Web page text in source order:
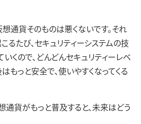
想通貨そのものは悪くないです。それ
るたび、セキュリティーシステムの技
くので、どんどんセキュリティーレベ
もっと安全で、使いやすくなってくる
通貨がもっと普及すると、未来はどう